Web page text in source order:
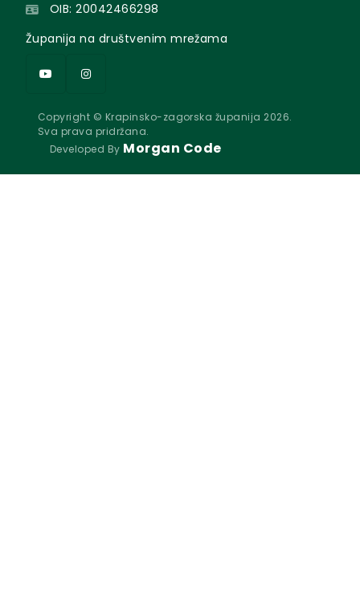
OIB: 20042466298
Županija na društvenim mrežama
Copyright © Krapinsko-zagorska županija 2026.
Sva prava pridržana.
Developed By Morgan Code